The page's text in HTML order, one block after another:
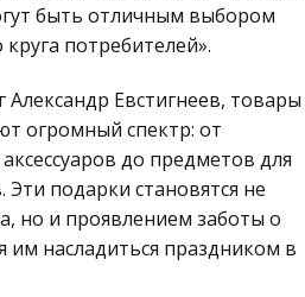
быть отличным выбором
потребителей».
Александр Евстигнеев, товары
огромный спектр: от
до предметов для
подарки становятся не
но и проявлением заботы о
им насладиться праздником в